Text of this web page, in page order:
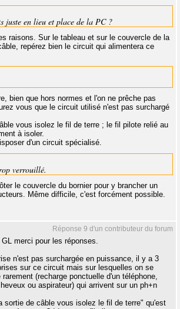
juste en lieu et place de la PC ?
raisons. Sur le tableau et sur le couvercle de la
repérez bien le circuit qui alimentera ce
bien que hors normes et l'on ne prêche pas
vous que le circuit utilisé n'est pas surchargé
vous isolez le fil de terre ; le fil pilote relié au
à isoler.
d'un circuit spécialisé.
verrouillé.
le couvercle du bornier pour y brancher un
Même difficile, c'est forcément possible.
Réponse 9 d'un contributeur du forum
GL merci pour les réponses.
n'est pas surchargée en puissance, il y a 3
sur ce circuit mais sur lesquelles on se
rarement (recharge ponctuelle d'un téléphone,
ou aspirateur) qui arrivent sur un ph+n
sortie de câble vous isolez le fil de terre" qu'est